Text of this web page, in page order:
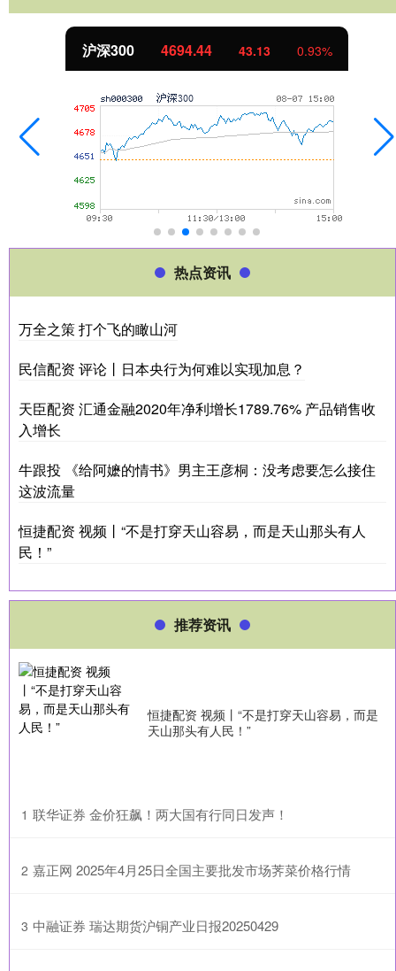
沪深300 4694.44 43.13 0.93%
热点资讯
万全之策 打个飞的瞰山河
民信配资 评论丨日本央行为何难以实现加息？
天臣配资 汇通金融2020年净利增长1789.76% 产品销售收
入增长
牛跟投 《给阿嬷的情书》男主王彦桐：没考虑要怎么接住
这波流量
恒捷配资 视频丨“不是打穿天山容易，而是天山那头有人
民！”
推荐资讯
恒捷配资 视频丨“不是打穿天山容易，而是
天山那头有人民！”
1 ​联华证券 金价狂飙！两大国有行同日发声！
2 ​嘉正网 2025年4月25日全国主要批发市场荠菜价格行情
3 ​中融证券 瑞达期货沪铜产业日报20250429